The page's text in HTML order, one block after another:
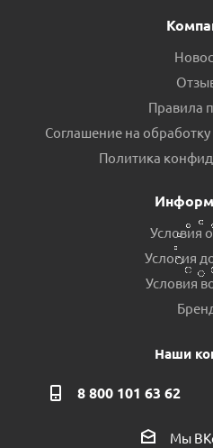
вилкой и
Есть в
Правила
Соглашение на
Политика
Условия
Условия
Условия
Наши
8 800 101 63 62
Мы